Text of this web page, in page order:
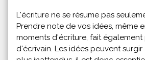
L'écriture ne se résume pas
Prendre note de vos idées, même
moments d'écriture, fait
d'écrivain. Les idées peuvent